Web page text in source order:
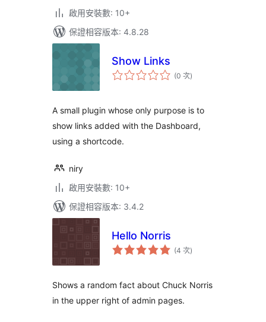
啟用安裝數: 10+
保證相容版本: 4.8.28
Show Links
(0 次評
分)
A small plugin whose only purpose is to
show links added with the Dashboard,
using a shortcode.
niry
啟用安裝數: 10+
保證相容版本: 3.4.2
Hello Norris
(4 次評
分)
Shows a random fact about Chuck Norris
in the upper right of admin pages.